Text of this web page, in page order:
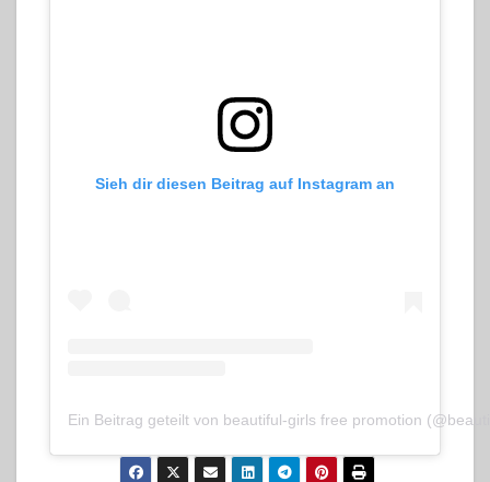
Sieh dir diesen Beitrag auf Instagram an
Ein Beitrag geteilt von beautiful-girls free promotion